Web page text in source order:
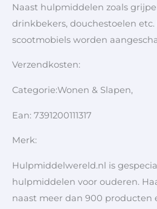
Naast hulpmiddelen zoals
drinkbekers, douchestoelen
scootmobiels worden
Verzendkosten:
Categorie:Wonen & Slapen,
Ean: 7391200111317
Merk:
Hulpmiddelwereld.nl is
hulpmiddelen voor ouderen.
naast meer dan 900 producten